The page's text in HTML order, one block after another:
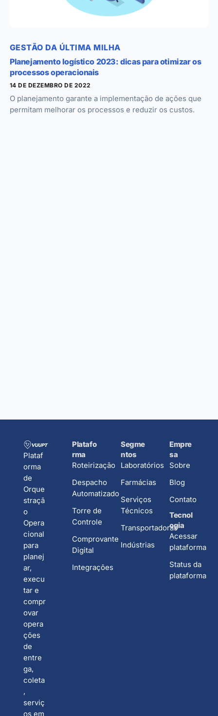
GESTÃO DA ÚLTIMA MILHA
Planejamento logístico 2023: dicas para otimizar os
processos operacionais
14 DE DEZEMBRO DE 2022
O planejamento garante a implementação de ações que
permitam melhorar os processos e reduzir os custos.
Plataf
orma
de
Orque
straçã
o
Opera
cional
para
planej
ar,
execu
tar e
compr
ovar
opera
ções
de
entre
ga,
coleta
,
serviç
os em
Platafo
rma
Roteirização
Despacho
Automatizado
Torre de
Controle
Comprovante
Digital
Integrações
Segme
ntos
Laboratórios
Farmácias
Serviços
Técnicos
Transportadoras
Indústrias
Empre
sa
Sobre
Blog
Contato
Tecnol
ogia
Acessar
plataforma
Status da
plataforma